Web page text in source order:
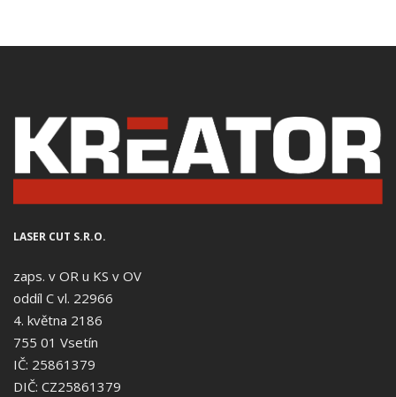
LASER CUT S.R.O.
zaps. v OR u KS v OV
oddíl C vl. 22966
4. května 2186
755 01 Vsetín
IČ: 25861379
DIČ: CZ25861379